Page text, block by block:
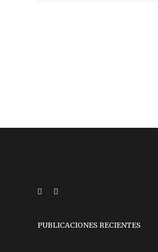
PUBLICACIONES RECIENTES